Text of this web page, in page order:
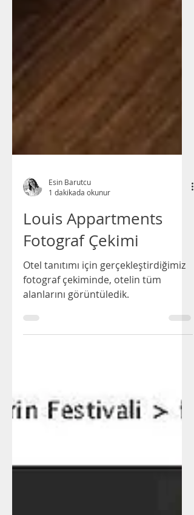
Esin Barutcu
1 dakikada okunur
Louis Appartments
Fotograf Çekimi
Otel tanıtımı için gerçekleştirdiğimiz
fotograf çekiminde, otelin tüm